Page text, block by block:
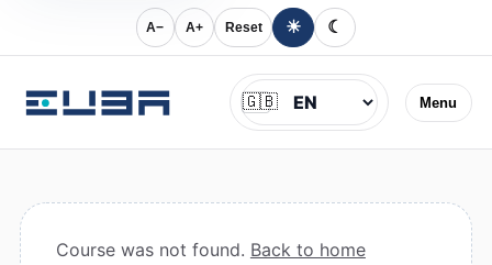
A− A+ Reset ☀ ☾
Menu
Jazyk
🇬🇧
Course was not found. Back to home